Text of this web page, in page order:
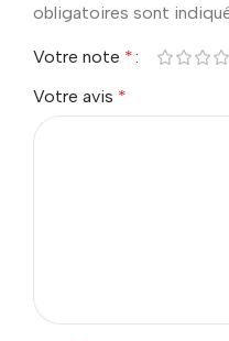
obligatoires sont
Votre note *
Votre avis *